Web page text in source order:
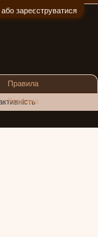
або зареєструватися
Правила
Реклама